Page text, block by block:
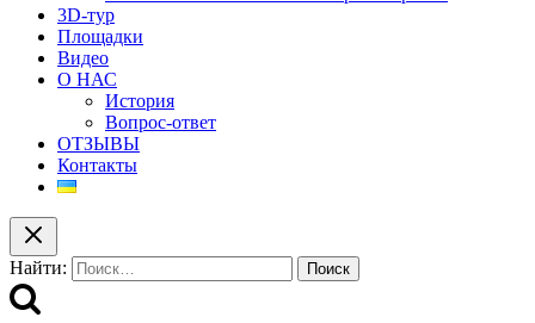
3D-тур
Площадки
Видео
О НАС
История
Вопрос-ответ
ОТЗЫВЫ
Контакты
Найти: